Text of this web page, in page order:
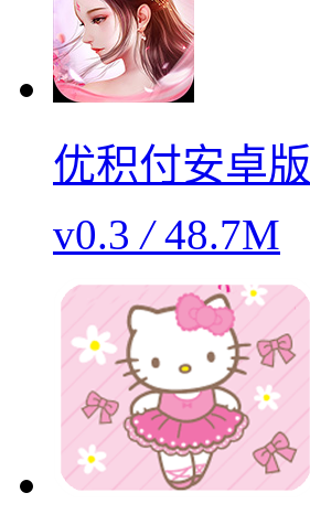
优积付安卓版
v0.3/48.7M